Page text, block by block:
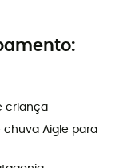
criança
chuva Aigle para